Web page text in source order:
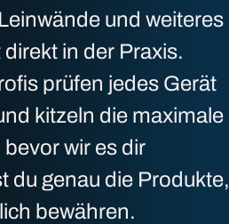
und weiteres
in der Praxis.
prüfen jedes Gerät
kitzeln die maximale
wir es dir
du genau die Produkte,
bewähren.